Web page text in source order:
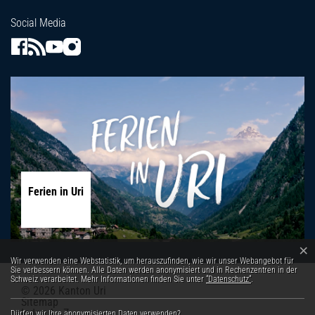
Social Media
Ferien in Uri
© 2026 Kanton Uri
Toolbar
Sitemap
Webstatistik
Wir verwenden eine Webstatistik, um herauszufinden, wie wir unser Webangebot für
Sie verbessern können. Alle Daten werden anonymisiert und in Rechenzentren in der
Schweiz verarbeitet. Mehr Informationen finden Sie unter “Datenschutz“.
×